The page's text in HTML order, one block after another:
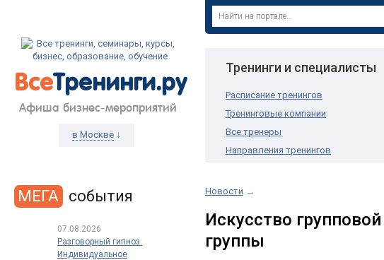
ВсеТренинги.ру
Афиша бизнес-мероприятий
в Москве ↓
Тренинги и специалисты
Расписание тренингов
Тренинговые компании
Все тренеры
Направления тренингов
Новости →
Искусство
группы
МЕГА события
07.08.2026
Разговорный гипноз.
Индивидуальное